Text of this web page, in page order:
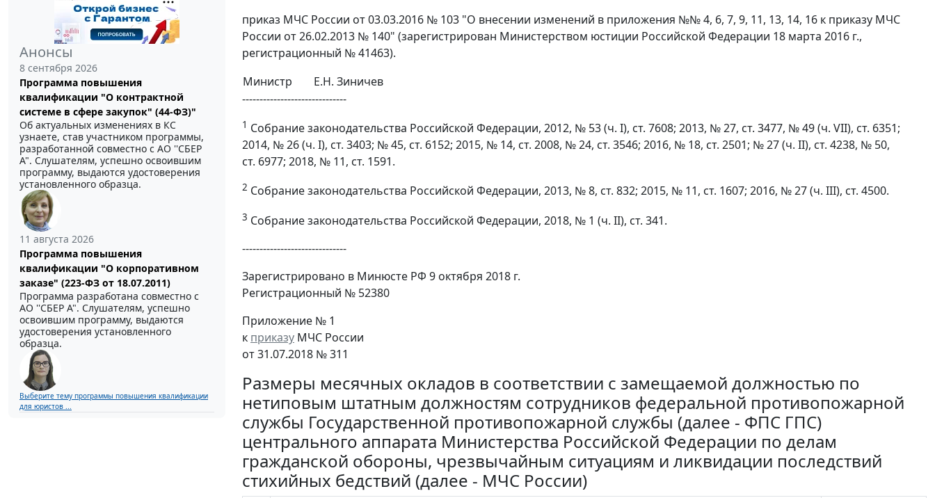
Анонсы
8 сентября 2026
Программа повышения
квалификации "О контрактной
системе в сфере закупок" (44-ФЗ)"
Об актуальных изменениях в КС
узнаете, став участником программы,
разработанной совместно с АО ''СБЕР
А". Слушателям, успешно освоившим
программу, выдаются удостоверения
установленного образца.
11 августа 2026
Программа повышения
квалификации "О корпоративном
заказе" (223-ФЗ от 18.07.2011)
Программа разработана совместно с
АО ''СБЕР А". Слушателям, успешно
освоившим программу, выдаются
удостоверения установленного
образца.
Выберите тему программы повышения квалификации
для юристов ...
приказ МЧС России от 03.03.2016 № 103 "О внесении изменений в приложения №№ 4, 6, 7, 9, 11, 13, 14, 16 к приказу МЧС
России от 26.02.2013 № 140" (зарегистрирован Министерством юстиции Российской Федерации 18 марта 2016 г.,
регистрационный № 41463).
Министр
Е.Н. Зиничев
------------------------------
1 Собрание законодательства Российской Федерации, 2012, № 53 (ч. I), ст. 7608; 2013, № 27, ст. 3477, № 49 (ч. VII), ст. 6351;
2014, № 26 (ч. I), ст. 3403; № 45, ст. 6152; 2015, № 14, ст. 2008, № 24, ст. 3546; 2016, № 18, ст. 2501; № 27 (ч. II), ст. 4238, № 50,
ст. 6977; 2018, № 11, ст. 1591.
2 Собрание законодательства Российской Федерации, 2013, № 8, ст. 832; 2015, № 11, ст. 1607; 2016, № 27 (ч. III), ст. 4500.
3 Собрание законодательства Российской Федерации, 2018, № 1 (ч. II), ст. 341.
------------------------------
Зарегистрировано в Минюсте РФ 9 октября 2018 г.
Регистрационный № 52380
Приложение № 1
к приказу МЧС России
от 31.07.2018 № 311
Размеры месячных окладов в соответствии с замещаемой должностью по
нетиповым штатным должностям сотрудников федеральной противопожарной
службы Государственной противопожарной службы (далее - ФПС ГПС)
центрального аппарата Министерства Российской Федерации по делам
гражданской обороны, чрезвычайным ситуациям и ликвидации последствий
стихийных бедствий (далее - МЧС России)